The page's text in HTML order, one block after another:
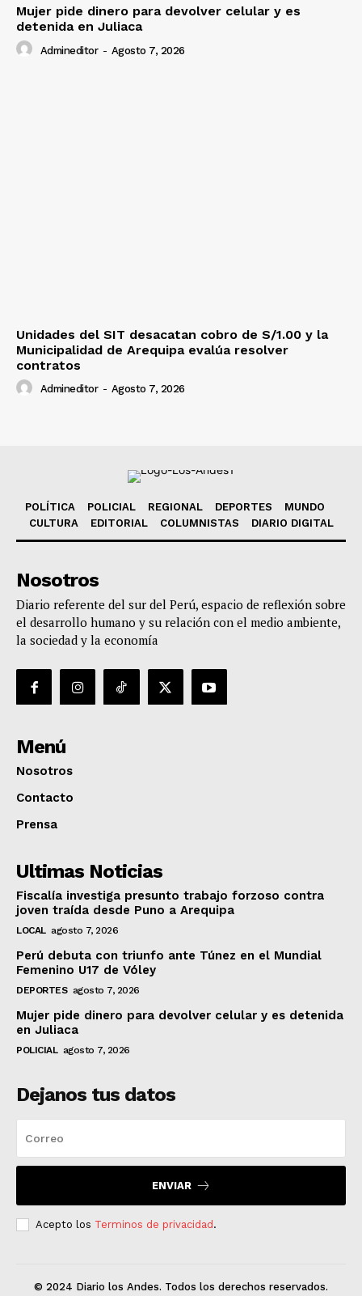
Mujer pide dinero para devolver celular y es
detenida en Juliaca
Admineditor - Agosto 7, 2026
Unidades del SIT desacatan cobro de S/1.00 y la
Municipalidad de Arequipa evalúa resolver
contratos
Admineditor - Agosto 7, 2026
POLÍTICA POLICIAL REGIONAL DEPORTES
MUNDO
CULTURA
EDITORIAL COLUMNISTAS DIARIO DIGITAL
Nosotros
Diario referente del sur del Perú, espacio de reflexión sobre
el desarrollo humano y su relación con el medio ambiente,
la sociedad y la economía
Menú
Nosotros
Contacto
Prensa
Ultimas Noticias
Fiscalía investiga presunto trabajo forzoso contra
joven traída desde Puno a Arequipa
LOCAL agosto 7, 2026
Perú debuta con triunfo ante Túnez en el Mundial
Femenino U17 de Vóley
DEPORTES agosto 7, 2026
Mujer pide dinero para devolver celular y es detenida
en Juliaca
POLICIAL agosto 7, 2026
Dejanos tus datos
ENVIAR
Acepto los Terminos de privacidad .
© 2024 Diario los Andes. Todos los derechos reservados.